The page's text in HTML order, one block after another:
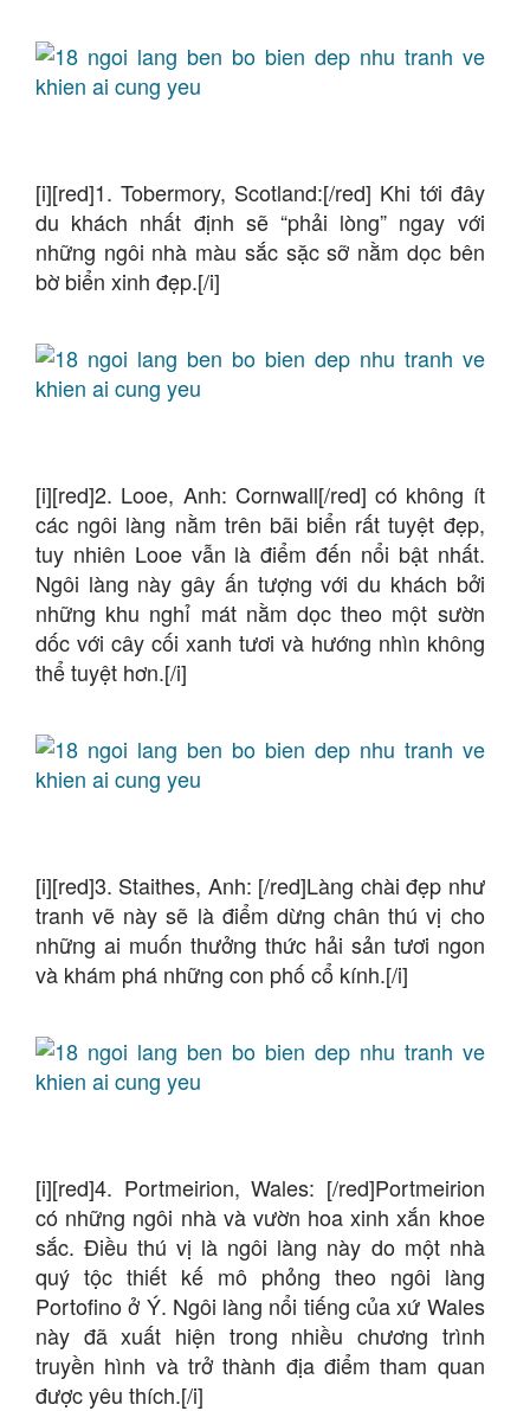
[i][red]1. Tobermory, Scotland:[/red] Khi tới đây
du khách nhất định sẽ “phải lòng” ngay với
những ngôi nhà màu sắc sặc sỡ nằm dọc bên
bờ biển xinh đẹp.[/i]
[i][red]2. Looe, Anh: Cornwall[/red] có không ít
các ngôi làng nằm trên bãi biển rất tuyệt đẹp,
tuy nhiên Looe vẫn là điểm đến nổi bật nhất.
Ngôi làng này gây ấn tượng với du khách bởi
những khu nghỉ mát nằm dọc theo một sườn
dốc với cây cối xanh tươi và hướng nhìn không
thể tuyệt hơn.[/i]
[i][red]3. Staithes, Anh: [/red]Làng chài đẹp như
tranh vẽ này sẽ là điểm dừng chân thú vị cho
những ai muốn thưởng thức hải sản tươi ngon
và khám phá những con phố cổ kính.[/i]
[i][red]4. Portmeirion, Wales: [/red]Portmeirion
có những ngôi nhà và vườn hoa xinh xắn khoe
sắc. Điều thú vị là ngôi làng này do một nhà
quý tộc thiết kế mô phỏng theo ngôi làng
Portofino ở Ý. Ngôi làng nổi tiếng của xứ Wales
này đã xuất hiện trong nhiều chương trình
truyền hình và trở thành địa điểm tham quan
được yêu thích.[/i]